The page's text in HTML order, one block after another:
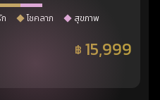
โชคลาภ สุขภาพ
฿ 15,999